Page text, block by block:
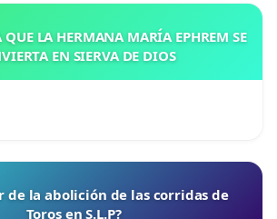
LA HERMANA MARÍA EPHREM SE
EN SIERVA DE DIOS
de la abolición de las corridas de
Toros en S.L.P?